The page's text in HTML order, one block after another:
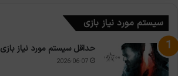
سیستم مورد نیاز بازی
حداقل سیستم مورد نیاز بازی Aphelion
2026-06-07